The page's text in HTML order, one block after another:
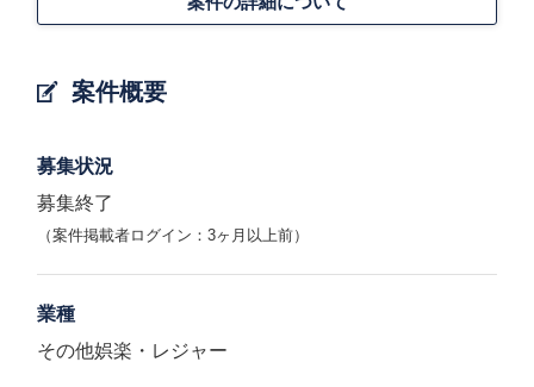
案件概要
募集状況
募集終了
（案件掲載者ログイン：3ヶ月以上前）
業種
その他娯楽・レジャー